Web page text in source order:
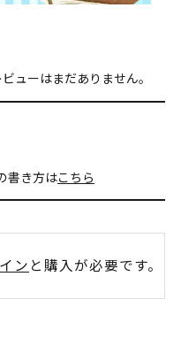
ューはまだありません。
書き方はこちら
ン と購入が必要です。